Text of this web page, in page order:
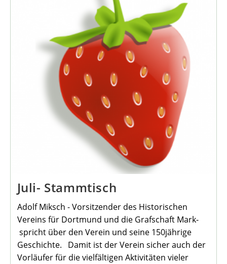
Juli- Stammtisch
Adolf Miksch - Vorsitzender des Historischen
Vereins für Dortmund und die Grafschaft Mark-
spricht über den Verein und seine 150jährige
Geschichte. Damit ist der Verein sicher auch der
Vorläufer für die vielfältigen Aktivitäten vieler